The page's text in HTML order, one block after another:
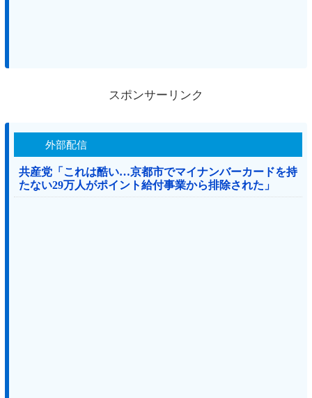
スポンサーリンク
外部配信
共産党「これは酷い…京都市でマイナンバーカードを持
たない29万人がポイント給付事業から排除された」